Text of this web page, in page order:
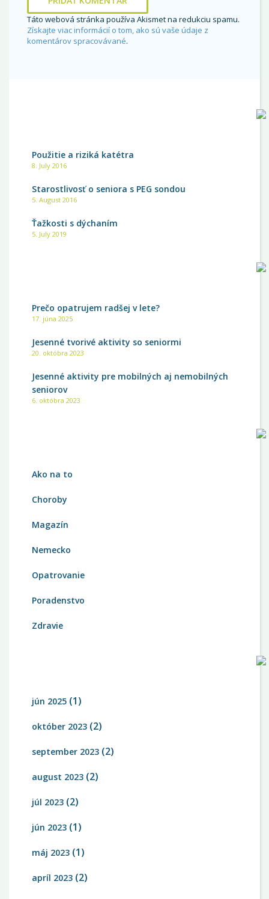
Táto webová stránka používa Akismet na redukciu spamu.
Získajte viac informácií o tom, ako sú vaše údaje z
komentárov spracovávané.
Použitie a riziká katétra
8. July 2016
Starostlivosť o seniora s PEG sondou
5. August 2016
Ťažkosti s dýchaním
5. July 2019
Prečo opatrujem radšej v lete?
17. júna 2025
Jesenné tvorivé aktivity so seniormi
20. októbra 2023
Jesenné aktivity pre mobilných aj nemobilných
seniorov
6. októbra 2023
Ako na to
Choroby
Magazín
Nemecko
Opatrovanie
Poradenstvo
Zdravie
jún 2025 (1)
október 2023 (2)
september 2023 (2)
august 2023 (2)
júl 2023 (2)
jún 2023 (1)
máj 2023 (1)
apríl 2023 (2)